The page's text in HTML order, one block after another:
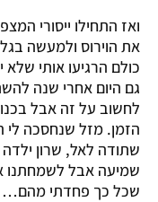
ואז התחילו ייסורי
את הוירוס ולמעשה
כולם הרגיעו אותי שלא
גם היום אחרי שנה
לחשוב על זה אבל
הזמן. מזל שנחסכה לי
שתודה לאל, שרון
שמיעה אבל לשמחתנו
שכל כך פחדתי מהם…